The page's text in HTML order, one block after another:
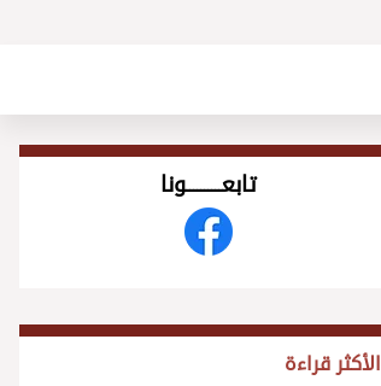
تابعــــــــــونا
الأكثر قراءة